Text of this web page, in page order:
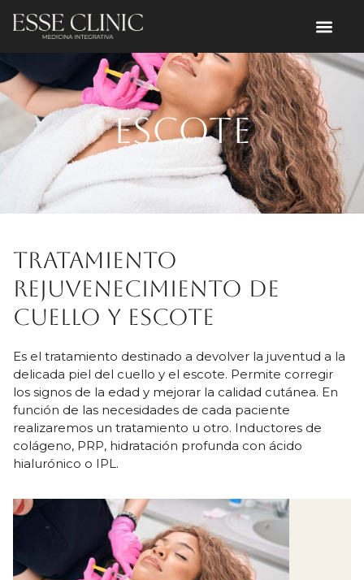
Escote
Tratamiento
rejuvenecimiento de
cuello y escote
Es el tratamiento destinado a devolver la juventud a la
delicada piel del cuello y el escote. Permite corregir
los signos de la edad y mejorar la calidad cutánea. En
función de las necesidades de cada paciente
realizaremos un tratamiento u otro. Inductores de
colágeno, PRP, hidratación profunda con ácido
hialurónico o IPL.